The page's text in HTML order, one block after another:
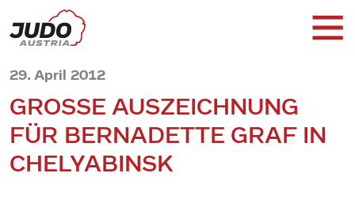
29. April 2012
GROSSE AUSZEICHNUNG F
ÜR BERNADETTE GRAF IN C
HELYABINSK